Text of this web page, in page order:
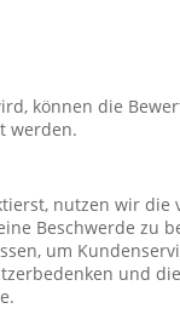
können die
werden.
nutzen wir
Beschwerde zu
um
und